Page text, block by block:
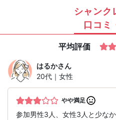
シャンク
口コミ
平均評価
はるかさん
20代｜女性
やや満足
参加男性3人、女性3人と少なか